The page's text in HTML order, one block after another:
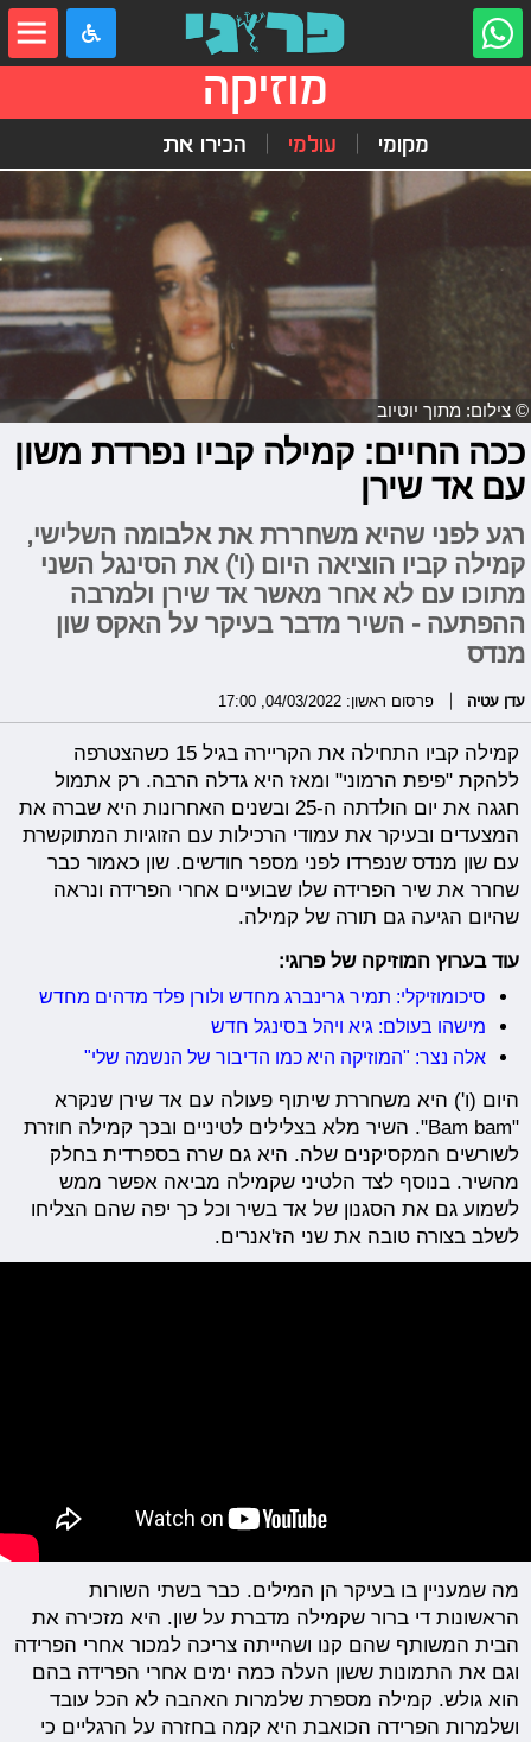
מוזיקה
מקומי עולמי הכירו את
© צילום: מתוך יוטיוב
ככה החיים: קמילה קביו נפרדת משון
עם אד שירן
רגע לפני שהיא משחררת את אלבומה השלישי,
קמילה קביו הוציאה היום (ו') את הסינגל השני
מתוכו עם לא אחר מאשר אד שירן ולמרבה
ההפתעה - השיר מדבר בעיקר על האקס שון
מנדס
עדן עטיה פרסום ראשון: 04/03/2022, 17:00
קמילה קביו התחילה את הקריירה בגיל 15 כשהצטרפה
ללהקת "פיפת הרמוני" ומאז היא גדלה הרבה. רק אתמול
חגגה את יום הולדתה ה-25 ובשנים האחרונות היא שברה את
המצעדים ובעיקר את עמודי הרכילות עם הזוגיות המתוקשרת
עם שון מנדס שנפרדו לפני מספר חודשים. שון כאמור כבר
שחרר את שיר הפרידה שלו שבועיים אחרי הפרידה ונראה
שהיום הגיעה גם תורה של קמילה.
עוד בערוץ המוזיקה של פרוגי:
סיכומוזיקלי: תמיר גרינברג מחדש ולורן פלד מדהים מחדש
מישהו בעולם: גיא ויהל בסינגל חדש
אלה נצר: "המוזיקה היא כמו הדיבור של הנשמה שלי"
היום (ו') היא משחררת שיתוף פעולה עם אד שירן שנקרא
"Bam bam". השיר מלא בצלילים לטיניים ובכך קמילה חוזרת
לשורשים המקסיקנים שלה. היא גם שרה בספרדית בחלק
מהשיר. בנוסף לצד הלטיני שקמילה מביאה אפשר ממש
לשמוע גם את הסגנון של אד בשיר וכל כך יפה שהם הצליחו
לשלב בצורה טובה את שני הז'אנרים.
מה שמעניין בו בעיקר הן המילים. כבר בשתי השורות
הראשונות די ברור שקמילה מדברת על שון. היא מזכירה את
הבית המשותף שהם קנו ושהייתה צריכה למכור אחרי הפרידה
וגם את התמונות ששון העלה כמה ימים אחרי הפרידה בהם
הוא גולש. קמילה מספרת שלמרות האהבה לא הכל עובד
ושלמרות הפרידה הכואבת היא קמה בחזרה על הרגליים כי